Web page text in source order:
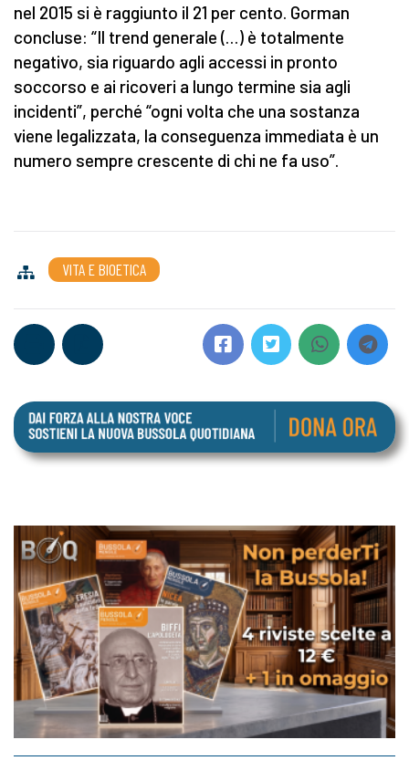
nel 2015 si è raggiunto il 21 per cento. Gorman
concluse: “Il trend generale (…) è totalmente
negativo, sia riguardo agli accessi in pronto
soccorso e ai ricoveri a lungo termine sia agli
incidenti”, perché “ogni volta che una sostanza
viene legalizzata, la conseguenza immediata è un
numero sempre crescente di chi ne fa uso”.
VITA E BIOETICA